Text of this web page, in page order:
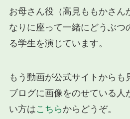
お母さん役（高見ももかさん
なりに座って一緒にどうぶつ
る学生を演じています。
もう動画が公式サイトからも
ブログに画像をのせている人
い方はこちら からどうぞ。